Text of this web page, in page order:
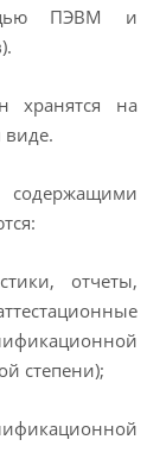
ПЭВМ и
хранятся на
виде.
отчеты,
степени);